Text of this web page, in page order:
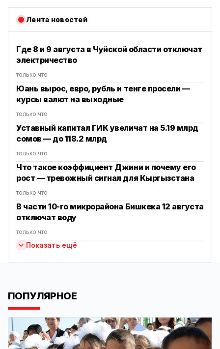
Лента новостей
Где 8 и 9 августа в Чуйской области отключат
электричество
только что
Юань вырос, евро, рубль и тенге просели —
курсы валют на выходные
только что
Уставный капитал ГИК увеличат на 5.19 млрд
сомов — до 118.2 млрд
только что
Что такое коэффициент Джини и почему его
рост — тревожный сигнал для Кыргызстана
только что
В части 10-го микрорайона Бишкека 12 августа
отключат воду
только что
Показать ещё
ПОПУЛЯРНОЕ